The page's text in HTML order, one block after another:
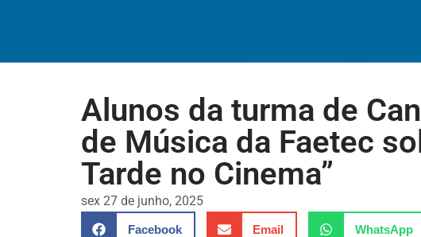
Alunos da turma de
de Música da Faetec
Tarde no Cinema”
sex 27 de junho, 2025
Facebook Email WhatsApp